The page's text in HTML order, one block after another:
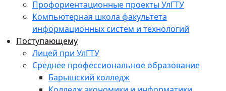
Профориентационные проекты УлГТУ
Компьютерная школа факультета
информационных систем и технологий
Поступающему
Лицей при УлГТУ
Среднее профессиональное образование
Барышский колледж